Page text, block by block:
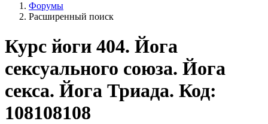
Форумы
Расширенный поиск
Курс йоги 404. Йога
сексуального союза. Йога
секса. Йога Триада. Код:
108108108